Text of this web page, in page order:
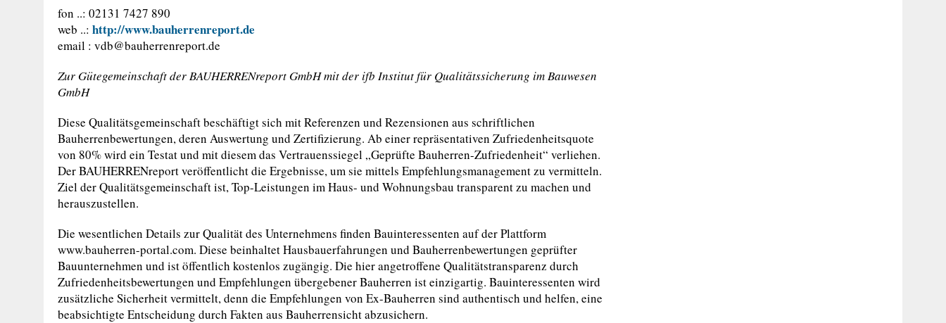
fon ..: 02131 7427 890
web ..: http://www.bauherrenreport.de
email : vdb@bauherrenreport.de
Zur Gütegemeinschaft der BAUHERRENreport GmbH mit der ifb Institut für Qualitätssicherung im Bauwesen
GmbH
Diese Qualitätsgemeinschaft beschäftigt sich mit Referenzen und Rezensionen aus schriftlichen
Bauherrenbewertungen, deren Auswertung und Zertifizierung. Ab einer repräsentativen Zufriedenheitsquote
von 80% wird ein Testat und mit diesem das Vertrauenssiegel „Geprüfte Bauherren-Zufriedenheit“ verliehen.
Der BAUHERRENreport veröffentlicht die Ergebnisse, um sie mittels Empfehlungsmanagement zu vermitteln.
Ziel der Qualitätsgemeinschaft ist, Top-Leistungen im Haus- und Wohnungsbau transparent zu machen und
herauszustellen.
Die wesentlichen Details zur Qualität des Unternehmens finden Bauinteressenten auf der Plattform
www.bauherren-portal.com. Diese beinhaltet Hausbauerfahrungen und Bauherrenbewertungen geprüfter
Bauunternehmen und ist öffentlich kostenlos zugängig. Die hier angetroffene Qualitätstransparenz durch
Zufriedenheitsbewertungen und Empfehlungen übergebener Bauherren ist einzigartig. Bauinteressenten wird
zusätzliche Sicherheit vermittelt, denn die Empfehlungen von Ex-Bauherren sind authentisch und helfen, eine
beabsichtigte Entscheidung durch Fakten aus Bauherrensicht abzusichern.